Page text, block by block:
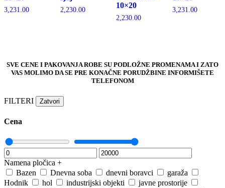
3,231.00 2,230.00
10×20
2,230.00
3,231.00
SVE CENE I PAKOVANJA ROBE SU PODLOŽNE PROMENAMA I ZATO
VAS MOLIMO DA SE PRE KONAČNE PORUDŽBINE INFORMIŠETE
TELEFONOM
FILTERI Zatvori
Cena
Namena pločica +
Bazen
Dnevna soba dnevni boravci
garaža
Hodnik
hol industrijski objekti
javne prostorije